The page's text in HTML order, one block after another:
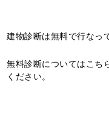
建物診断は無料で行なっ
無料診断についてはこち
ください。